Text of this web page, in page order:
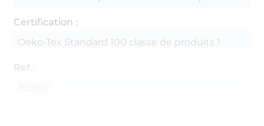
Certification :
Oeko-Tex Standard 100 classe de produits 1
Réf.: